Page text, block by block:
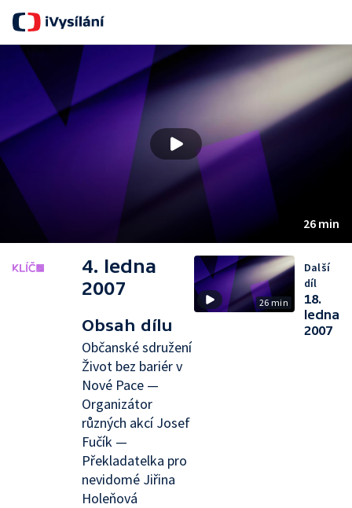
26 min
4. ledna
2007
Obsah dílu
Občanské sdružení
Život bez bariér v
Nové Pace —
Organizátor
různých akcí Josef
Fučík —
Překladatelka pro
nevidomé Jiřina
Holeňová
26 min
Další
díl
18.
ledna
2007